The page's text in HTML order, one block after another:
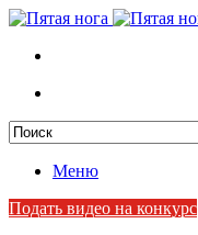
Меню
Подать видео на конкурс